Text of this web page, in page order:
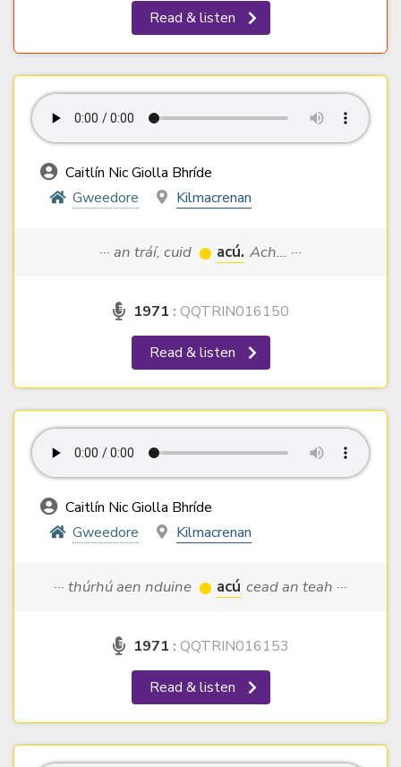
Read & listen
Caitlín Nic Giolla Bhríde
Gweedore
Kilmacrenan
··· an tráí, cuid acú. Ach... ···
1971 : QQTRIN016150
Read & listen
Caitlín Nic Giolla Bhríde
Gweedore
Kilmacrenan
··· thúrhú aen nduine acú cead an teah ···
1971 : QQTRIN016153
Read & listen